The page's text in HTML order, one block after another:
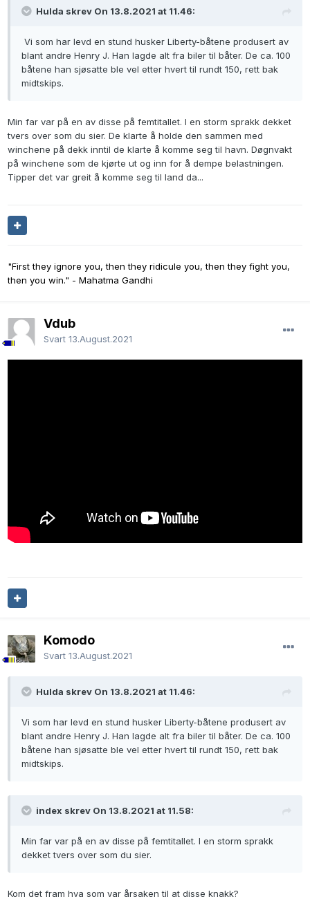
Hulda skrev On 13.8.2021 at 11.46:
Vi som har levd en stund husker Liberty-båtene produsert av
blant andre Henry J. Han lagde alt fra biler til båter. De ca. 100
båtene han sjøsatte ble vel etter hvert til rundt 150, rett bak
midtskips.
Min far var på en av disse på femtitallet. I en storm sprakk dekket
tvers over som du sier. De klarte å holde den sammen med
winchene på dekk inntil de klarte å komme seg til havn. Døgnvakt
på winchene som de kjørte ut og inn for å dempe belastningen.
Tipper det var greit å komme seg til land da...
"First they ignore you, then they ridicule you, then they fight you,
then you win." - Mahatma Gandhi
Vdub
Svart 13.August.2021
Komodo
Svart 13.August.2021
Hulda skrev On 13.8.2021 at 11.46:
Vi som har levd en stund husker Liberty-båtene produsert av
blant andre Henry J. Han lagde alt fra biler til båter. De ca. 100
båtene han sjøsatte ble vel etter hvert til rundt 150, rett bak
midtskips.
index skrev On 13.8.2021 at 11.58:
Min far var på en av disse på femtitallet. I en storm sprakk
dekket tvers over som du sier.
Kom det fram hva som var årsaken til at disse knakk?